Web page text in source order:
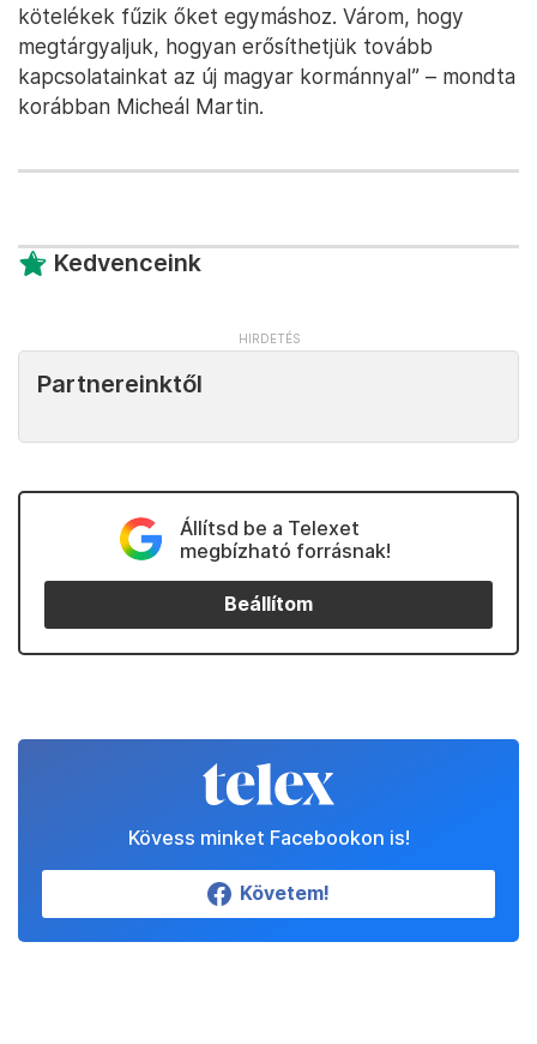
kötelékek fűzik őket egymáshoz. Várom, hogy
megtárgyaljuk, hogyan erősíthetjük tovább
kapcsolatainkat az új magyar kormánnyal” – mondta
korábban Micheál Martin.
Kedvenceink
Partnereinktől
Állítsd be a Telexet
megbízható forrásnak!
Beállítom
Kövess minket Facebookon is!
Követem!